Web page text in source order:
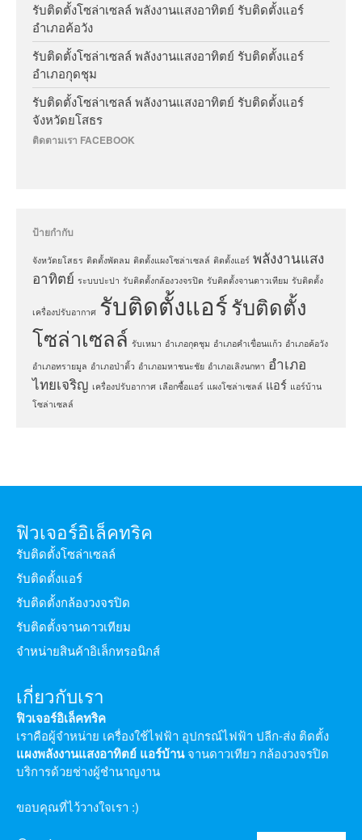
รับติดตั้งโซล่าเซลล์ พลังงานแสงอาทิตย์ รับติดตั้งแอร์
อำเภอค้อวัง
รับติดตั้งโซล่าเซลล์ พลังงานแสงอาทิตย์ รับติดตั้งแอร์
อำเภอกุดชุม
รับติดตั้งโซล่าเซลล์ พลังงานแสงอาทิตย์ รับติดตั้งแอร์
จังหวัดยโสธร
ติดตามเรา FACEBOOK
ป้ายกำกับ
จังหวัดยโสธร ติดตั้งพัดลม ติดตั้งแผงโซล่าเซลล์ ติดตั้งแอร์ พลังงานแสง
อาทิตย์ ระบบปะปา รับติดตั้งกล้องวงจรปิด รับติดตั้งจานดาวเทียม รับติดตั้ง
เครื่องปรับอากาศ รับติดตั้งแอร์รับติดตั้ง
โซล่าเซลล์ รับเหมา อำเภอกุดชุม อำเภอคำเขื่อนแก้ว อำเภอค้อวัง
อำเภอทรายมูล อำเภอป่าติ้ว อำเภอมหาชนะชัย อำเภอเลิงนกทา อำเภอ
ไทยเจริญ เครื่องปรับอากาศ เลือกซื้อแอร์ แผงโซล่าเซลล์ แอร์ แอร์บ้าน
โซล่าเซลล์
ฟิวเจอร์อิเล็คทริค
รับติดตั้งโซล่าเซลล์
รับติดตั้งแอร์
รับติดตั้งกล้องวงจรปิด
รับติดตั้งจานดาวเทียม
จำหน่ายสินค้าอิเล็กทรอนิกส์
เกี่ยวกับเรา
ฟิวเจอร์อิเล็คทริค
เราคือผู้จำหน่าย เครื่องใช้ไฟฟ้า อุปกรณ์ไฟฟ้า ปลีก-ส่ง ติดตั้ง
แผงพลังงานแสงอาทิตย์ แอร์บ้านจานดาวเทียว กล้องวงจรปิด
บริการด้วยช่างผู้ชำนาญงาน
ขอบคุณที่ไว้วางใจเรา :)